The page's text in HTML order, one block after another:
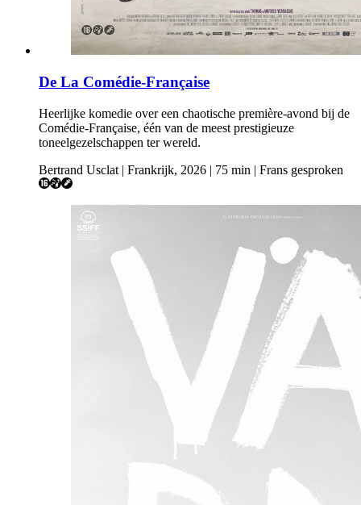
De La Comédie-Française
Heerlijke komedie over een chaotische première-avond bij de
Comédie-Française, één van de meest prestigieuze
toneelgezelschappen ter wereld.
Bertrand Usclat | Frankrijk, 2026 | 75 min | Frans gesproken